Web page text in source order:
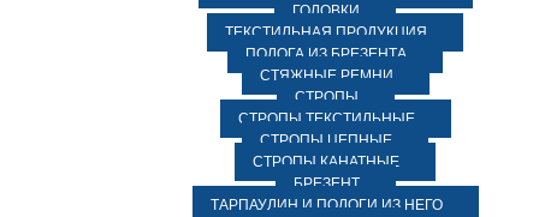
ГОЛОВКИ
ТЕКСТИЛЬНАЯ ПРОДУКЦИЯ
ПОЛОГА ИЗ БРЕЗЕНТА
СТЯЖНЫЕ РЕМНИ
СТРОПЫ
СТРОПЫ ТЕКСТИЛЬНЫЕ
СТРОПЫ ЦЕПНЫЕ
СТРОПЫ КАНАТНЫЕ
БРЕЗЕНТ
ТАРПАУЛИН И ПОЛОГИ ИЗ НЕГО